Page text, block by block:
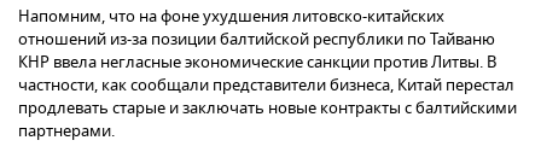
Напомним, что на фоне ухудшения литовско-китайских
отношений из-за позиции балтийской республики по Тайваню
КНР ввела негласные экономические санкции против Литвы. В
частности, как сообщали представители бизнеса, Китай перестал
продлевать старые и заключать новые контракты с балтийскими
партнерами.